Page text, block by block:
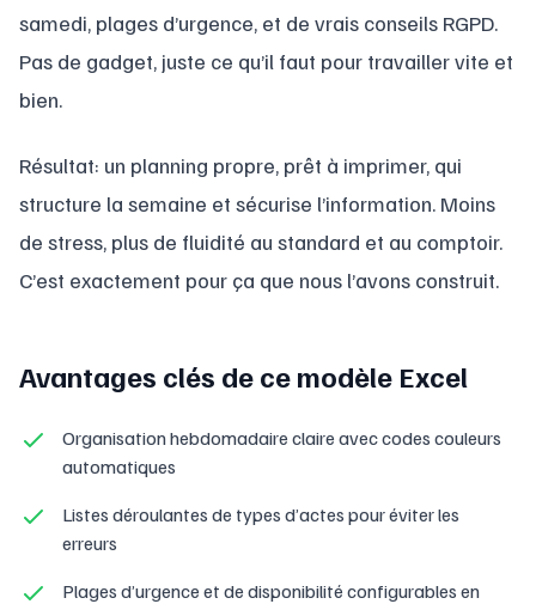
samedi, plages d’urgence, et de vrais conseils RGPD.
Pas de gadget, juste ce qu’il faut pour travailler vite et
bien.
Résultat: un planning propre, prêt à imprimer, qui
structure la semaine et sécurise l’information. Moins
de stress, plus de fluidité au standard et au comptoir.
C’est exactement pour ça que nous l’avons construit.
Avantages clés de ce modèle Excel
Organisation hebdomadaire claire avec codes couleurs
automatiques
Listes déroulantes de types d’actes pour éviter les
erreurs
Plages d’urgence et de disponibilité configurables en